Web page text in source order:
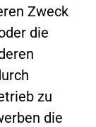
Zweck
die
zu
die